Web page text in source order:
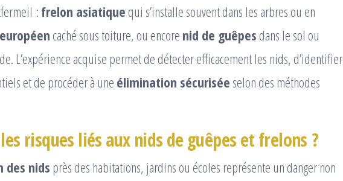
:frelon asiatique qui s’installe souvent dans les arbres ou en
caché sous toiture, ou encore nid de guêpes dans le sol ou
L’expérience acquise permet de détecter efficacement les nids, d’identifier
et de procéder à uneélimination sécurisée selon des méthodes
risques liés aux nids de guêpes et frelons ?
des nids près des habitations, jardins ou écoles représente un danger non